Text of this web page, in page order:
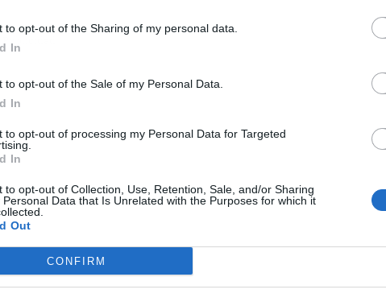
to opt-out of the Sharing of my personal data.
In
to opt-out of the Sale of my Personal Data.
In
to opt-out of processing my Personal Data for Targeted
In
to opt-out of Collection, Use, Retention, Sale, and/or Sharing
Personal Data that Is Unrelated with the Purposes for which it
Out
CONFIRM
Publicidad